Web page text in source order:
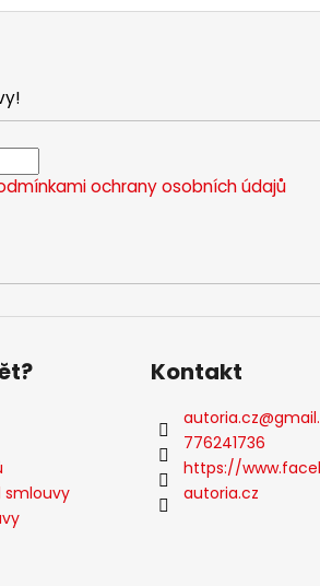
ochrany osobních údajů
smlouvy
Kontakt
autoria.cz@
776241736
https://
autoria.cz